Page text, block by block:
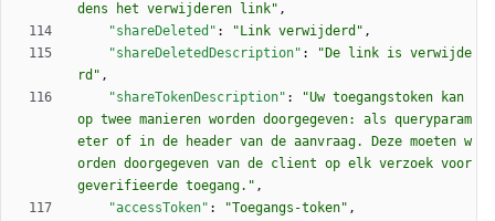
dens het verwijderen link" ,
"shareDeleted" : "Link verwijderd" ,
"shareDeletedDescription" :
"De link is verwijde
rd" ,
"shareTokenDescription" :
"Uw toegangstoken kan
op twee manieren worden doorgegeven: als queryparam
eter of in de header van de aanvraag. Deze moeten w
orden doorgegeven van de client op elk verzoek voor
geverifieerde toegang." ,
"accessToken" : "Toegangs-token" ,